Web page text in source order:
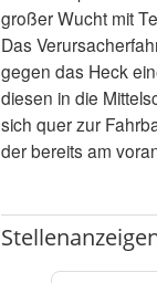
großer Wucht mit
Das
gegen das Heck
diesen in die
sich quer zur
der bereits am